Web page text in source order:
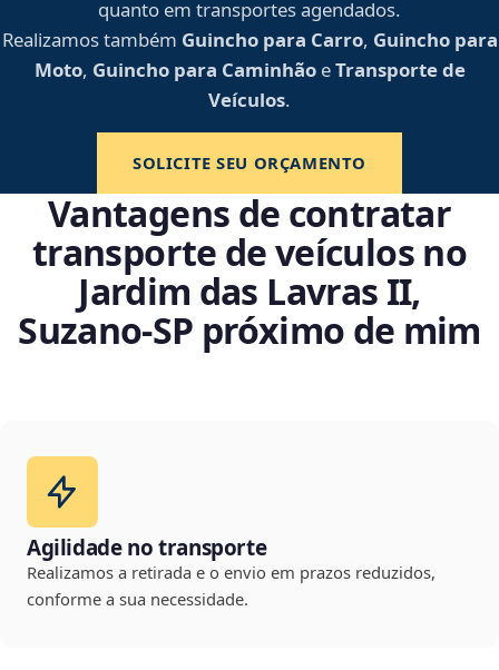
quanto em transportes agendados.
Realizamos também Guincho para Carro, Guincho para
Moto, Guincho para CaminhãoeTransporte de
Veículos.
SOLICITE SEU ORÇAMENTO
Vantagens de contratar
transporte de veículos no
Jardim das Lavras II,
Suzano‑SP próximo de mim
Agilidade no transporte
Realizamos a retirada e o envio em prazos reduzidos,
conforme a sua necessidade.